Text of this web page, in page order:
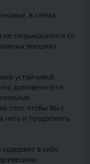
в слегка
не соприкасаются со
внешних
устойчивой
долговечности.
того, чтобы Вы с
него и продолжить
в себе